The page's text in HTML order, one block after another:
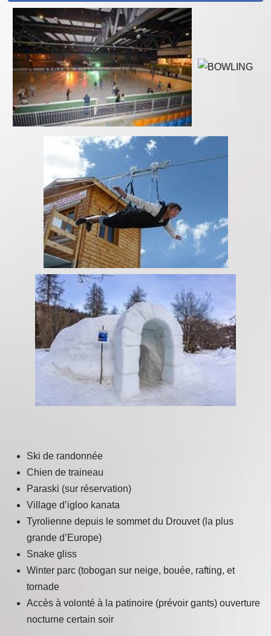
Ski de randonnée
Chien de traineau
Paraski (sur réservation)
Village d’igloo kanata
Tyrolienne depuis le sommet du Drouvet (la plus
grande d’Europe)
Snake gliss
Winter parc (tobogan sur neige, bouée, rafting, et
tornade
Accès à volonté à la patinoire (prévoir gants) ouverture
nocturne certain soir